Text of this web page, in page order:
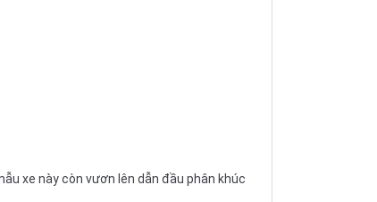
xe này còn vươn lên dẫn đầu phân khúc